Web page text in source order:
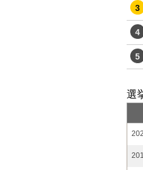
3
4
5
選